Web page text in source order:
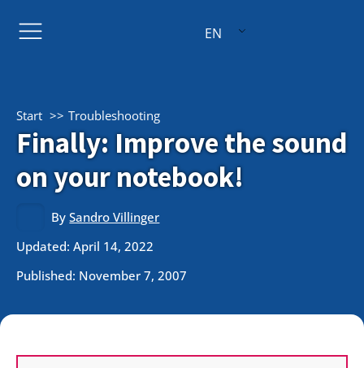
EN
Start Troubleshooting
Finally: Improve the sound
on your notebook!
BySandro Villinger
Updated: April 14, 2022
Published: November 7, 2007